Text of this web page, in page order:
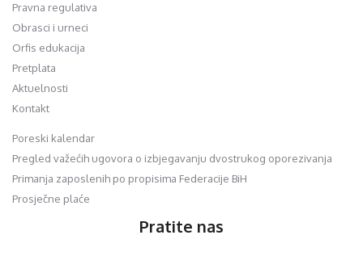
Pravna regulativa
Obrasci i urneci
Orfis edukacija
Pretplata
Aktuelnosti
Kontakt
Poreski kalendar
Pregled važećih ugovora o izbjegavanju dvostrukog oporezivanja
Primanja zaposlenih po propisima Federacije BiH
Prosječne plaće
Pratite nas